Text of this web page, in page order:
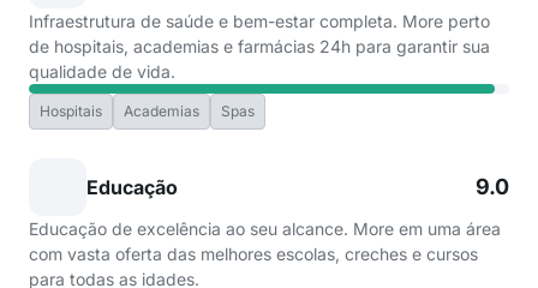
Infraestrutura de saúde e bem-estar completa. More perto
de hospitais, academias e farmácias 24h para garantir sua
qualidade de vida.
Hospitais Academias Spas
Educação 9.0
Educação de excelência ao seu alcance. More em uma área
com vasta oferta das melhores escolas, creches e cursos
para todas as idades.